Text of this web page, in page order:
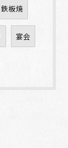
鉄板焼
宴会